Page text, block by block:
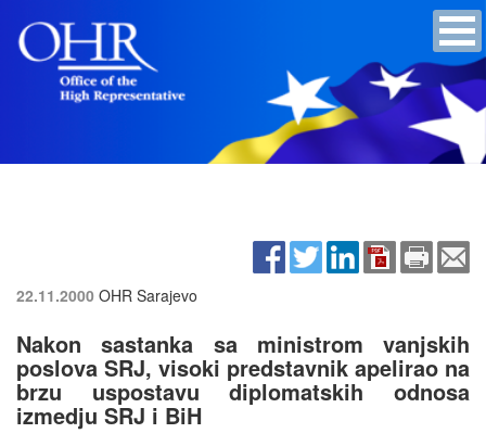
22.11.2000 OHR Sarajevo
Nakon sastanka sa ministrom vanjskih
poslova SRJ, visoki predstavnik apelirao na
brzu uspostavu diplomatskih odnosa
izmedju SRJ i BiH